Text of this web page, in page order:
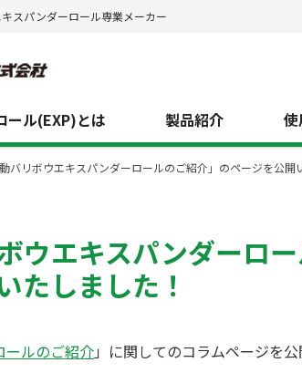
スパンダーロール専業メーカー
ール(EXP)とは 製品紹介 使
バリボウエキスパンダーロールのご紹介」のページを公開
ウエキスパンダーロ
たしました！
ールのご紹介」に関してのコラムページを